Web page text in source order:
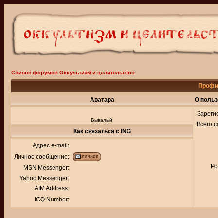
Список форумов Оккультизм и целительство
Аватара О
Бывалый
Всего
Как связаться с ING
Адрес e-mail:
Личное сообщение:
MSN Messenger:
Yahoo Messenger:
AIM Address:
ICQ Number: